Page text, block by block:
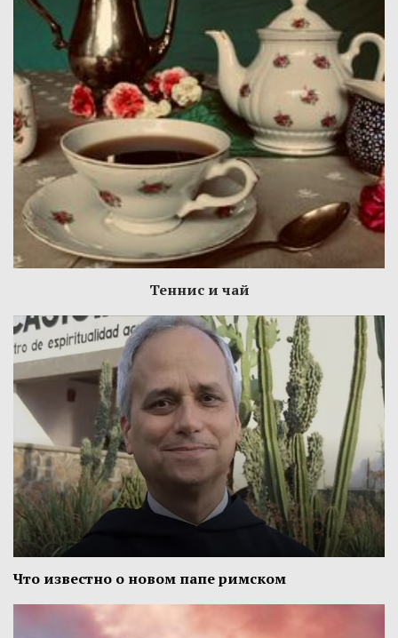
Теннис и чай
Что известно о новом папе римском